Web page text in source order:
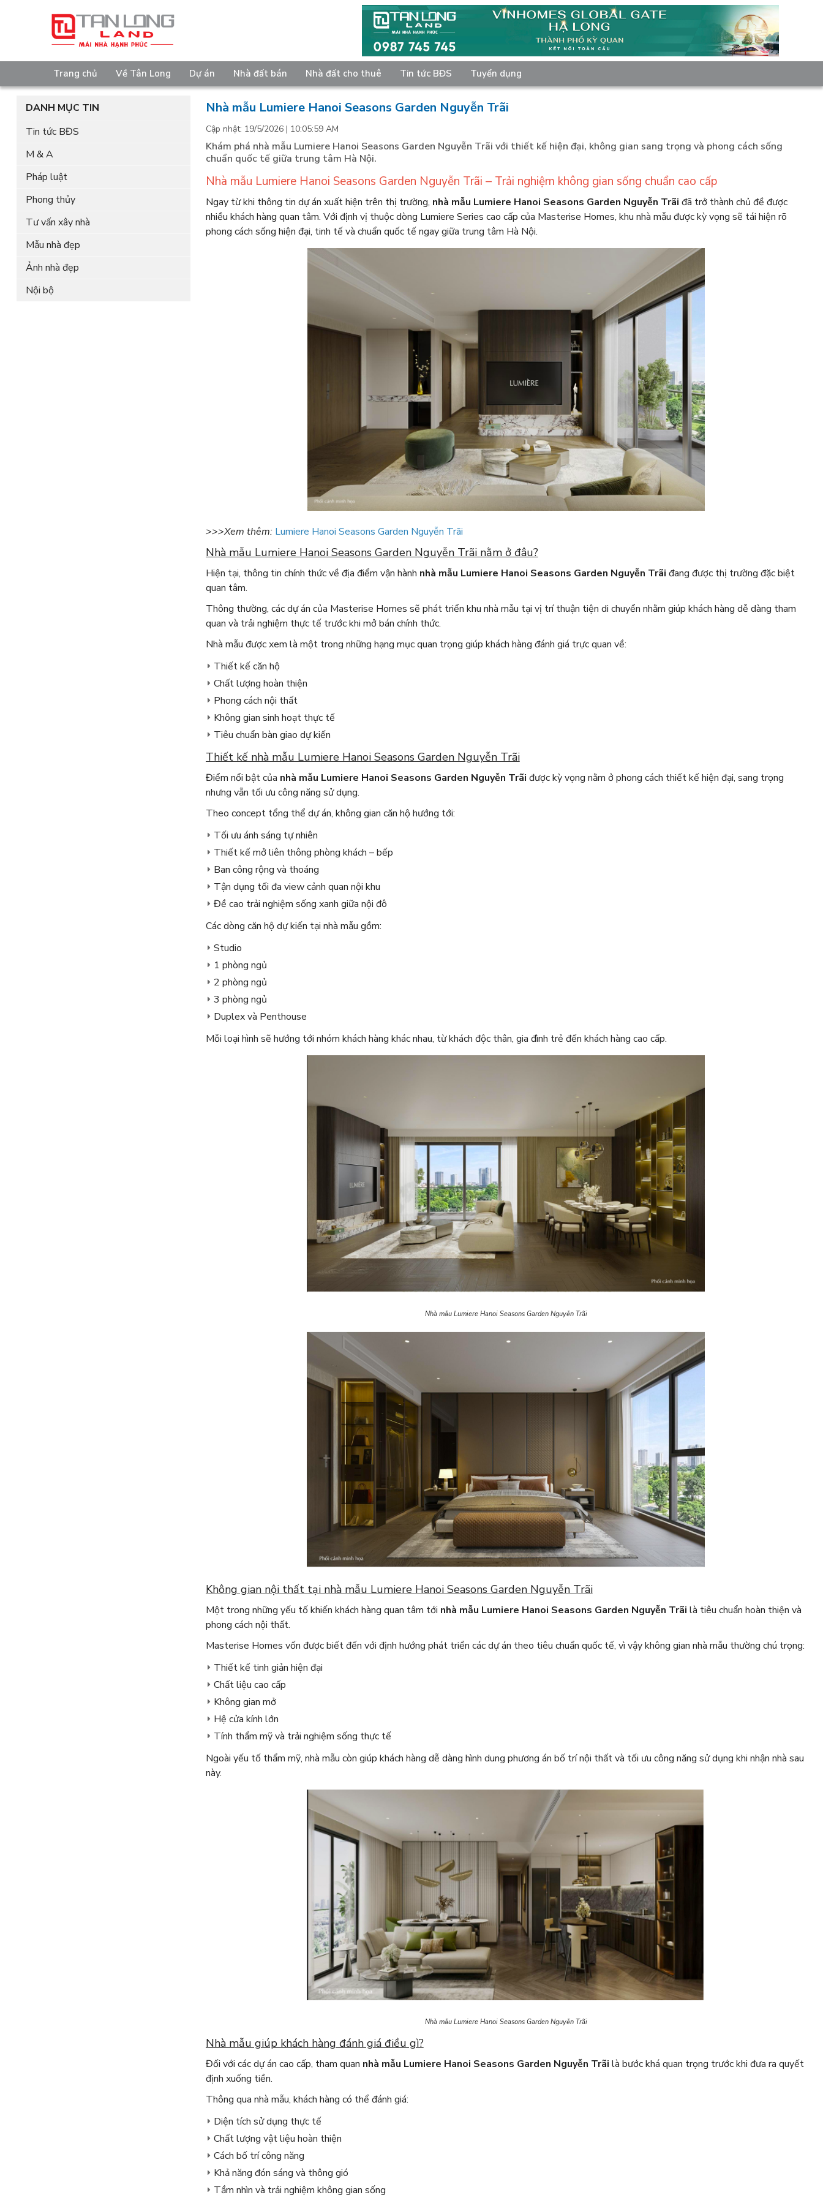
Trang chủ Về Tân Long Dự án Nhà đất bán Nhà đất cho thuê Tin tức BĐS Tuyển dụng
DANH MỤC TIN
Tin tức BĐS
M & A
Pháp luật
Phong thủy
Tư vấn xây nhà
Mẫu nhà đẹp
Ảnh nhà đẹp
Nội bộ
Nhà mẫu Lumiere Hanoi Seasons Garden Nguyễn Trãi
Cập nhật: 19/5/2026 | 10:05:59 AM
Khám phá nhà mẫu Lumiere Hanoi Seasons Garden Nguyễn Trãi với thiết kế hiện đại, không gian sang trọng và phong cách sống
chuẩn quốc tế giữa trung tâm Hà Nội.
Nhà mẫu Lumiere Hanoi Seasons Garden Nguyễn Trãi – Trải nghiệm không gian sống chuẩn cao cấp
Ngay từ khi thông tin dự án xuất hiện trên thị trường, nhà mẫu Lumiere Hanoi Seasons Garden Nguyễn Trãi đã trở thành chủ đề được
nhiều khách hàng quan tâm. Với định vị thuộc dòng Lumiere Series cao cấp của Masterise Homes, khu nhà mẫu được kỳ vọng sẽ tái hiện rõ
phong cách sống hiện đại, tinh tế và chuẩn quốc tế ngay giữa trung tâm Hà Nội.
>>>Xem thêm: Lumiere Hanoi Seasons Garden Nguyễn Trãi
Nhà mẫu Lumiere Hanoi Seasons Garden Nguyễn Trãi nằm ở đâu?
Hiện tại, thông tin chính thức về địa điểm vận hành nhà mẫu Lumiere Hanoi Seasons Garden Nguyễn Trãi đang được thị trường đặc biệt
quan tâm.
Thông thường, các dự án của Masterise Homes sẽ phát triển khu nhà mẫu tại vị trí thuận tiện di chuyển nhằm giúp khách hàng dễ dàng tham
quan và trải nghiệm thực tế trước khi mở bán chính thức.
Nhà mẫu được xem là một trong những hạng mục quan trọng giúp khách hàng đánh giá trực quan về:
Thiết kế căn hộ
Chất lượng hoàn thiện
Phong cách nội thất
Không gian sinh hoạt thực tế
Tiêu chuẩn bàn giao dự kiến
Thiết kế nhà mẫu Lumiere Hanoi Seasons Garden Nguyễn Trãi
Điểm nổi bật của nhà mẫu Lumiere Hanoi Seasons Garden Nguyễn Trãi được kỳ vọng nằm ở phong cách thiết kế hiện đại, sang trọng
nhưng vẫn tối ưu công năng sử dụng.
Theo concept tổng thể dự án, không gian căn hộ hướng tới:
Tối ưu ánh sáng tự nhiên
Thiết kế mở liên thông phòng khách – bếp
Ban công rộng và thoáng
Tận dụng tối đa view cảnh quan nội khu
Đề cao trải nghiệm sống xanh giữa nội đô
Các dòng căn hộ dự kiến tại nhà mẫu gồm:
Studio
1 phòng ngủ
2 phòng ngủ
3 phòng ngủ
Duplex và Penthouse
Mỗi loại hình sẽ hướng tới nhóm khách hàng khác nhau, từ khách độc thân, gia đình trẻ đến khách hàng cao cấp.
Nhà mẫu Lumiere Hanoi Seasons Garden Nguyễn Trãi
Không gian nội thất tại nhà mẫu Lumiere Hanoi Seasons Garden Nguyễn Trãi
Một trong những yếu tố khiến khách hàng quan tâm tới nhà mẫu Lumiere Hanoi Seasons Garden Nguyễn Trãi là tiêu chuẩn hoàn thiện và
phong cách nội thất.
Masterise Homes vốn được biết đến với định hướng phát triển các dự án theo tiêu chuẩn quốc tế, vì vậy không gian nhà mẫu thường chú trọng:
Thiết kế tinh giản hiện đại
Chất liệu cao cấp
Không gian mở
Hệ cửa kính lớn
Tính thẩm mỹ và trải nghiệm sống thực tế
Ngoài yếu tố thẩm mỹ, nhà mẫu còn giúp khách hàng dễ dàng hình dung phương án bố trí nội thất và tối ưu công năng sử dụng khi nhận nhà sau
này.
Nhà mẫu Lumiere Hanoi Seasons Garden Nguyễn Trãi
Nhà mẫu giúp khách hàng đánh giá điều gì?
Đối với các dự án cao cấp, tham quan nhà mẫu Lumiere Hanoi Seasons Garden Nguyễn Trãi là bước khá quan trọng trước khi đưa ra quyết
định xuống tiền.
Thông qua nhà mẫu, khách hàng có thể đánh giá:
Diện tích sử dụng thực tế
Chất lượng vật liệu hoàn thiện
Cách bố trí công năng
Khả năng đón sáng và thông gió
Tầm nhìn và trải nghiệm không gian sống